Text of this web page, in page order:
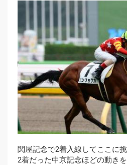
関屋記念で2着入線してここに
2着だった中京記念ほどの動き